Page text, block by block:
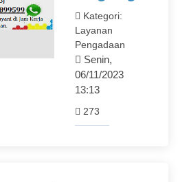
Kategori:
Layanan
Pengadaan
Senin,
06/11/2023
13:13
273